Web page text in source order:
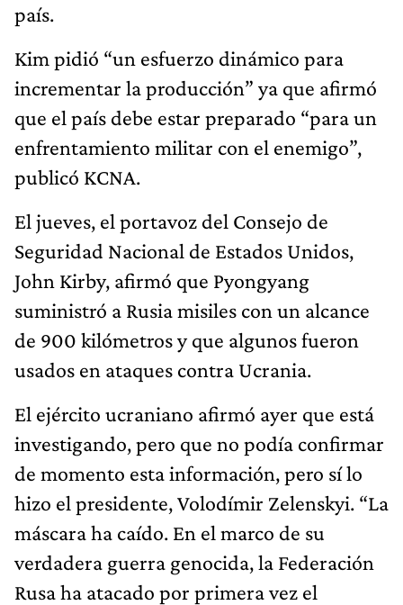
país.
Kim pidió “un esfuerzo dinámico para
incrementar la producción” ya que afirmó
que el país debe estar preparado “para un
enfrentamiento militar con el enemigo”,
publicó KCNA.
El jueves, el portavoz del Consejo de
Seguridad Nacional de Estados Unidos,
John Kirby, afirmó que Pyongyang
suministró a Rusia misiles con un alcance
de 900 kilómetros y que algunos fueron
usados en ataques contra Ucrania.
El ejército ucraniano afirmó ayer que está
investigando, pero que no podía confirmar
de momento esta información, pero sí lo
hizo el presidente, Volodímir Zelenskyi. “La
máscara ha caído. En el marco de su
verdadera guerra genocida, la Federación
Rusa ha atacado por primera vez el